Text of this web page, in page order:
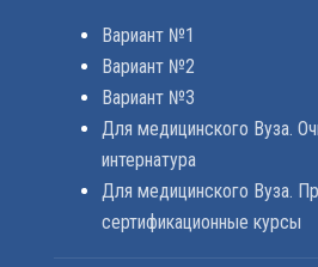
Вариант №1
Вариант №2
Вариант №3
Для медицинского Вуза.
интернатура
Для медицинского Вуза.
сертификационные курсы